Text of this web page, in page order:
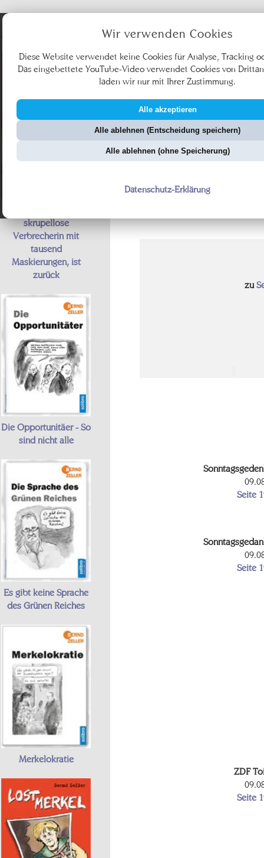
Wir verwenden Cookies
Diese Website verwendet keine Cookies für Analyse, Tracking
Das eingebettete YouTube-Video verwendet Cookies von
laden wir nur mit Ihrer Zustimmung.
Alle akzeptieren
Alle ablehnen (Entscheidung speichern)
Alle ablehnen (ohne Speicherung)
Datenschutz-Erklärung
skrupellose
Verbrecherin mit
tausend
Maskierungen, ist
zurück
Die Opportunitäer - So
sind nicht alle
Es gibt keine Sprache
des Grünen Reiches
Merkelokratie
zu
Seite
Seite
ZDF
Seite